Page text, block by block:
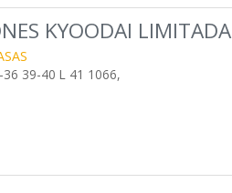
KYOODAI LIMITADA
36 39-40 L 41 1066,